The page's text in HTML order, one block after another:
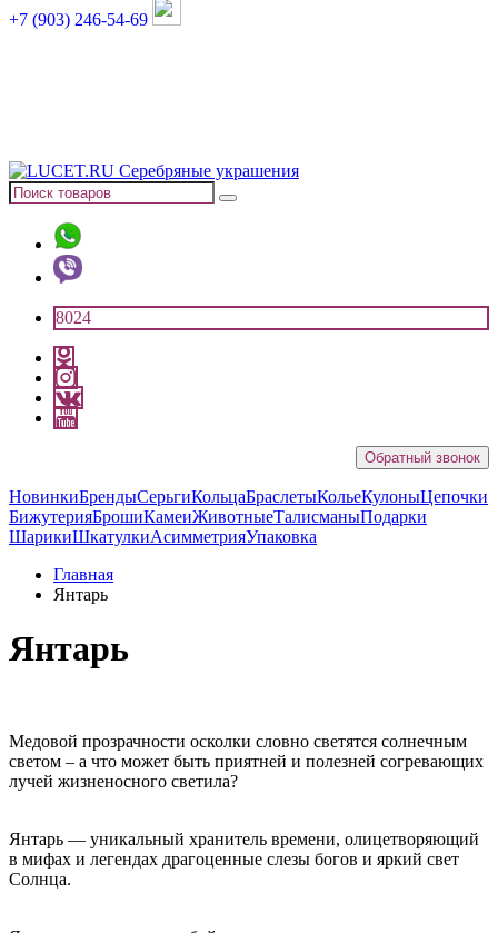
+7 (903) 246-54-69
8024
Обратный звонок
НовинкиБрендыСерьгиКольцаБраслетыКольеКулоныЦепочки
БижутерияБрошиКамеиЖивотныеТалисманыПодарки
ШарикиШкатулкиАсимметрияУпаковка
Главная
Янтарь
Янтарь
Медовой прозрачности осколки словно светятся солнечным
светом – а что может быть приятней и полезней согревающих
лучей жизненосного светила?
Янтарь — уникальный хранитель времени, олицетворяющий
в мифах и легендах драгоценные слезы богов и яркий свет
Солнца.